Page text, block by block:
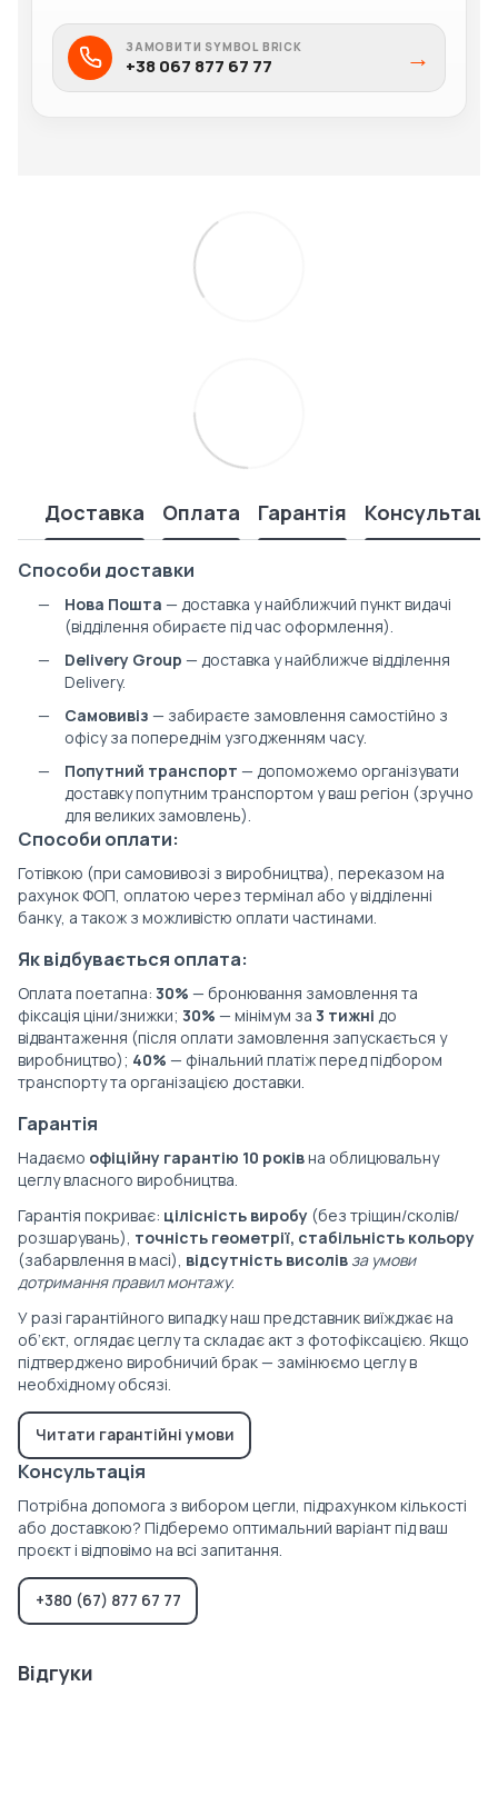
ЗАМОВИТИ SYMBOL BRICK
+38 067 877 67 77 →
Доставка Оплата Гарантія
Способи доставки
Нова Пошта — доставка у найближчий пункт видачі
(відділення обираєте під час оформлення).
Delivery Group — доставка у найближче відділення
Delivery.
Самовивіз — забираєте замовлення самостійно з
офісу за попереднім узгодженням часу.
Попутний транспорт — допоможемо організувати
доставку попутним транспортом у ваш регіон (зручно
для великих замовлень).
Способи оплати:
Готівкою (при самовивозі з виробництва), переказом на
рахунок ФОП, оплатою через термінал або у відділенні
банку, а також з можливістю оплати частинами.
Як відбувається оплата:
Оплата поетапна: 30% — бронювання замовлення та
фіксація ціни/знижки; 30% — мінімум за 3 тижні до
відвантаження (після оплати замовлення запускається у
виробництво); 40% — фінальний платіж перед підбором
транспорту та організацією доставки.
Гарантія
Надаємо офіційну гарантію 10 роківна облицювальну
цеглу власного виробництва.
Гарантія покриває: цілісність виробу (без тріщин/сколів/
розшарувань), точність геометрії, стабільність кольору
(забарвлення в масі), відсутність висолів за умови
дотримання правил монтажу.
У разі гарантійного випадку наш представник виїжджає на
об’єкт, оглядає цеглу та складає акт з фотофіксацією. Якщо
підтверджено виробничий брак — замінюємо цеглу в
необхідному обсязі.
Читати гарантійні умови
Консультація
Потрібна допомога з вибором цегли, підрахунком кількості
або доставкою? Підберемо оптимальний варіант під ваш
проєкт і відповімо на всі запитання.
+380 (67) 877 67 77
Відгуки